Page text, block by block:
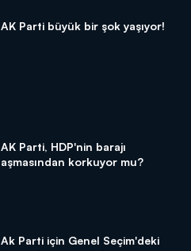
AK Parti büyük bir şok yaşıyor!
AK Parti, HDP'nin barajı
aşmasından korkuyor mu?
Ak Parti için Genel Seçim'deki